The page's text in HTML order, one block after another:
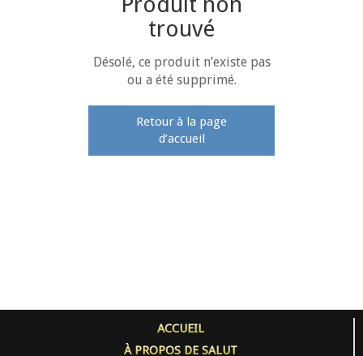
trouvé
Désolé, ce produit n’existe pas
ou a été supprimé.
Retour à la page
d’accueil
ACCUEIL
À PROPOS DE SALUT